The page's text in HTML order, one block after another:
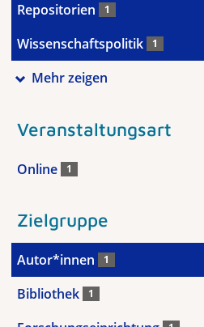
Repositorien 1
Wissenschaftspolitik 1
Mehr zeigen
Veranstaltungsart
Online 1
Zielgruppe
Autor*innen 1
Bibliothek 1